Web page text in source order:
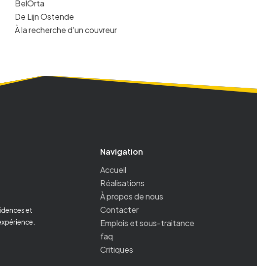
BelOrta
De Lijn Ostende
À la recherche d'un couvreur
et
Navigation
Accueil
Réalisations
À propos de nous
Contacter
Emplois et sous-traitance
faq
Critiques